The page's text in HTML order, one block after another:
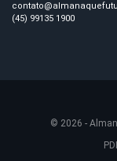
(45) 99135 1900
© 2026 -